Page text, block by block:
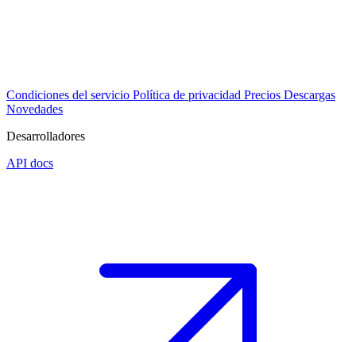
Condiciones del servicio Política de privacidad Precios Descargas
Novedades
Desarrolladores
API docs